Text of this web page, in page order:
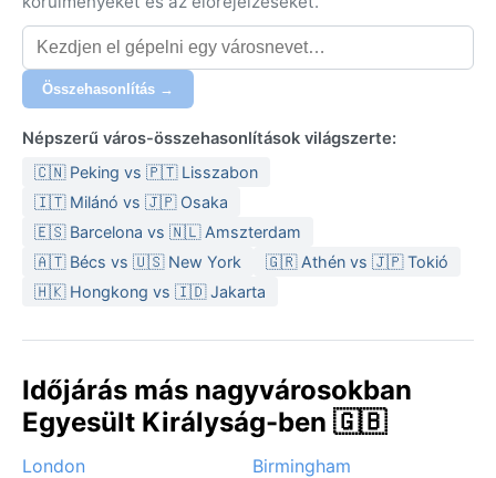
Összehasonlítás →
Népszerű város-összehasonlítások világszerte:
🇨🇳 Peking vs 🇵🇹 Lisszabon
🇮🇹 Milánó vs 🇯🇵 Osaka
🇪🇸 Barcelona vs 🇳🇱 Amszterdam
🇦🇹 Bécs vs 🇺🇸 New York
🇬🇷 Athén vs 🇯🇵 Tokió
🇭🇰 Hongkong vs 🇮🇩 Jakarta
Időjárás más nagyvárosokban
Egyesült Királyság-ben 🇬🇧
London
Birmingham